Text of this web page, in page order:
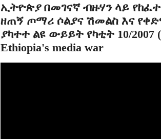
ኢትዮጵያ በመገናኛ ብዙሃን ላይ
ዘጠኝ ጦማሪ ሶልያና ሽመልስ እና
ያካተተ ልዩ ውይይት የካቲት 10/2007
Ethiopia's media war